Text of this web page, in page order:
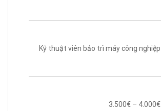
Kỹ thuật viên bảo trì máy công nghiệp
3.500€ – 4.000€